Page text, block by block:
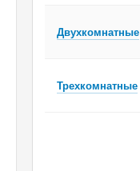
Двухкомнатные
Трехкомнатные